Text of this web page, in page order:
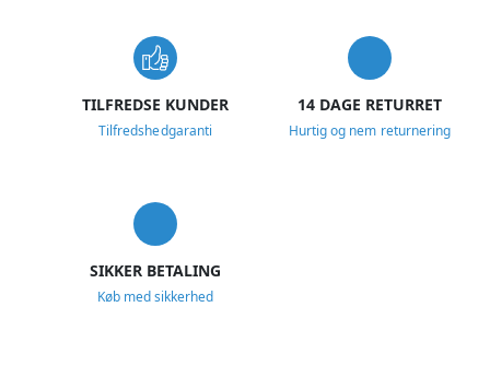
TILFREDSE KUNDER
Tilfredshedgaranti
14 DAGE RETURRET
Hurtig og nem returnering
SIKKER BETALING
Køb med sikkerhed